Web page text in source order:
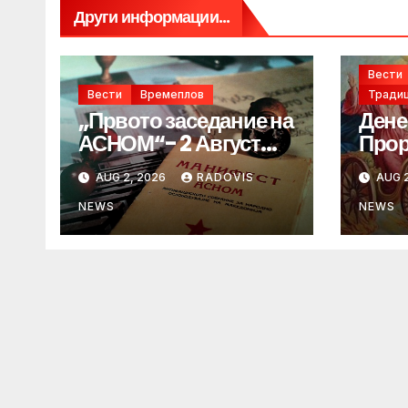
Други информации...
Вести Времеплов
„Првото заседание на
АСНОМ“- 2 Август
1944 год.
AUG 2, 2026 RADOVIS
NEWS
Вести
AUG
NEWS